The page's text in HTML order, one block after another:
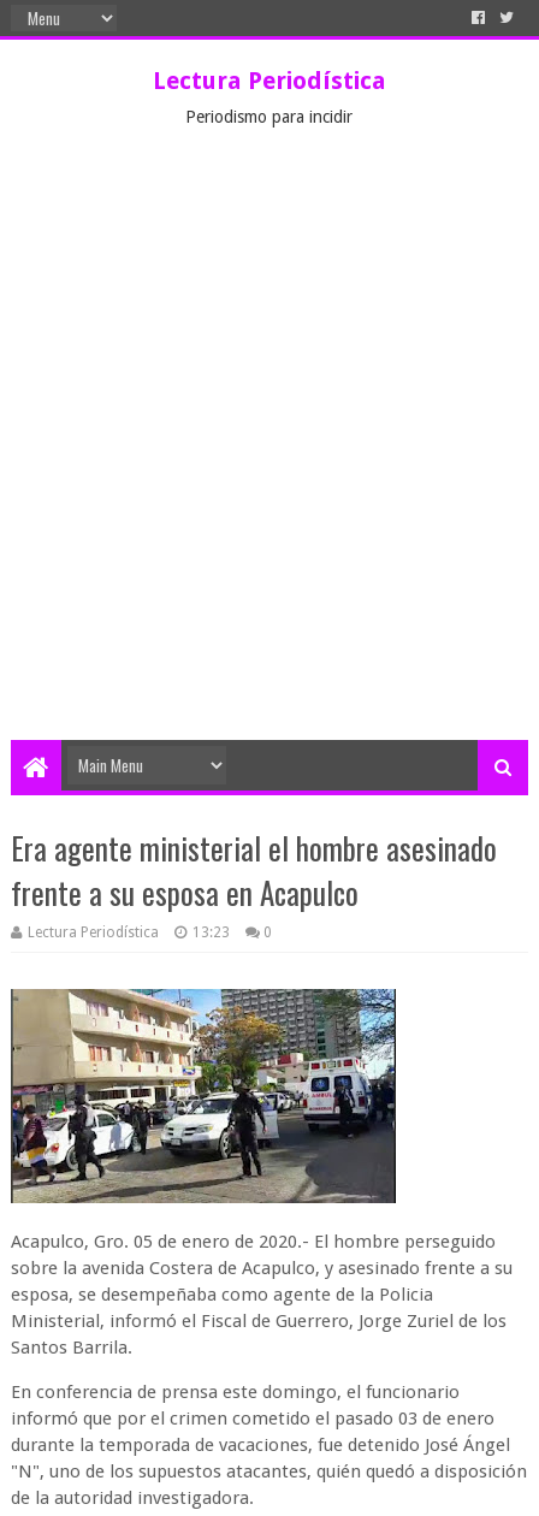
Lectura Periodística
Periodismo para incidir
Era agente ministerial el hombre asesinado
frente a su esposa en Acapulco
Lectura Periodística 13:23 0
Acapulco, Gro. 05 de enero de 2020.- El hombre perseguido
sobre la avenida Costera de Acapulco, y asesinado frente a su
esposa, se desempeñaba como agente de la Policia
Ministerial, informó el Fiscal de Guerrero, Jorge Zuriel de los
Santos Barrila.
En conferencia de prensa este domingo, el funcionario
informó que por el crimen cometido el pasado 03 de enero
durante la temporada de vacaciones, fue detenido José Ángel
"N", uno de los supuestos atacantes, quién quedó a disposición
de la autoridad investigadora.